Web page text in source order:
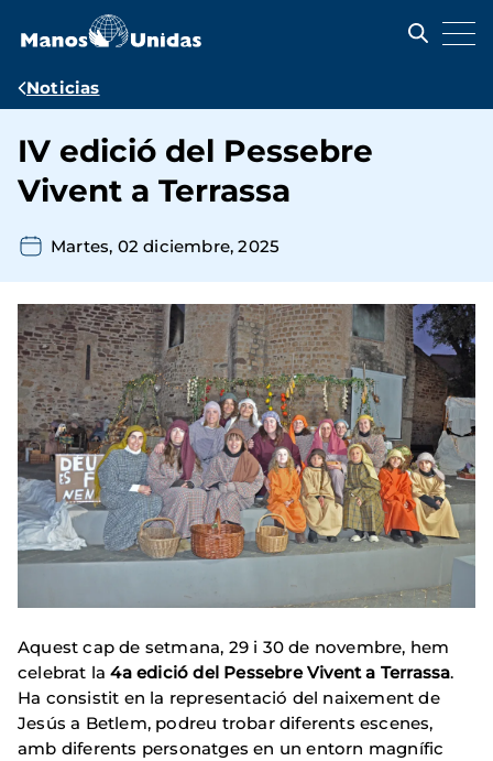
contenido
Ruta
navegación
Noticias
IV edició del Pessebre
Vivent a Terrassa
Martes, 02 diciembre, 2025
Aquest cap de setmana, 29 i 30 de novembre, hem
celebrat la4a edició del Pessebre Vivent a Terrassa.
Ha consistit en la representació del naixement de
Jesús a Betlem, podreu trobar diferents escenes,
amb diferents personatges en un entorn magnífic